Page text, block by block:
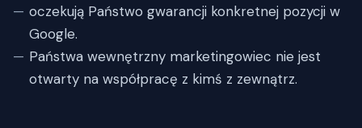
oczekują Państwo gwarancji konkretnej pozycji w
Google.
Państwa wewnętrzny marketingowiec nie jest
otwarty na współpracę z kimś z zewnątrz.